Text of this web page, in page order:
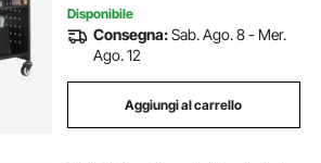
Disponibile
Consegna:Sab. Ago. 8 - Mer.
Ago. 12
Aggiungi al carrello